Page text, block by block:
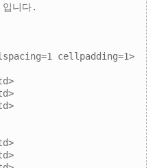
니다.
cellpadding=1>